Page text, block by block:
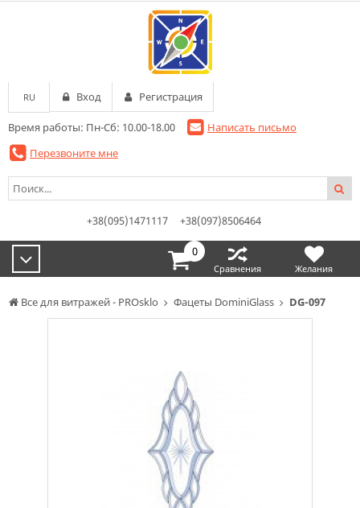
Все для витражей - PROsklo Фацеты DominiGlass DG-097
Время работы: Пн-Сб: 10.00-18.00
Написать письмо
Перезвоните мне
RU Вход Регистрация
+38(095)1471117 +38(097)8506464
0
Сравнения Желания